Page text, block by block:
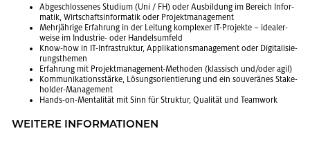
Ab­ge­schlos­se­nes Stu­di­um (Uni / FH) oder Aus­bil­dung im Be­reich In­for­
ma­tik, Wirt­schafts­in­for­ma­tik oder Pro­jekt­ma­nage­ment
Mehr­jäh­ri­ge Er­fah­rung in der Lei­tung kom­ple­xer IT-Pro­jek­te – idea­ler­
wei­se im In­dus­trie- oder Han­dels­um­feld
Know-how in IT-In­fra­struk­tur, Ap­pli­ka­ti­ons­ma­nage­ment oder Di­gi­ta­li­sie­
rungs­the­men
Er­fah­rung mit Pro­jekt­ma­nage­ment-Me­tho­den (klas­sisch und/oder agil)
Kom­mu­ni­ka­ti­ons­stär­ke, Lö­sungs­ori­en­tie­rung und ein sou­ve­rä­nes Sta­ke­
hol­der-Ma­nage­ment
Hands-on-Men­ta­li­tät mit Sinn für Struk­tur, Qua­li­tät und Team­work
WEI­TE­RE IN­FOR­MA­TIO­NEN